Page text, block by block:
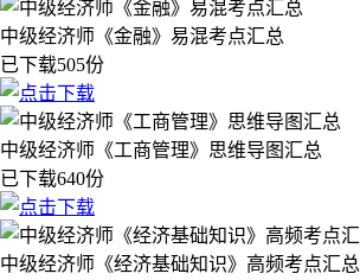
中级经济师《金融》易混考点汇总
已下载505份
中级经济师《工商管理》思维导图汇总
已下载640份
中级经济师《经济基础知识》高频考点汇总